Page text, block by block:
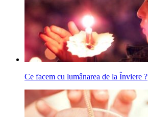
Ce facem cu lumânarea de la Înviere ?